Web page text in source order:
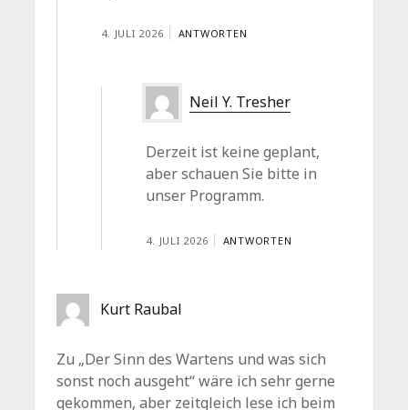
4. JULI 2026 ANTWORTEN
Neil Y. Tresher
Derzeit ist keine geplant,
aber schauen Sie bitte in
unser Programm.
4. JULI 2026 ANTWORTEN
Kurt Raubal
Zu „Der Sinn des Wartens und was sich
sonst noch ausgeht“ wäre ich sehr gerne
gekommen, aber zeitgleich lese ich beim